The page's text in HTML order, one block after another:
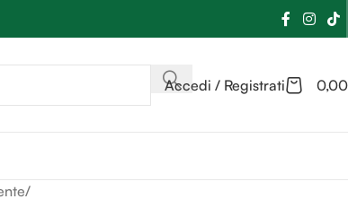
Accedi / Registrati 0,00
/